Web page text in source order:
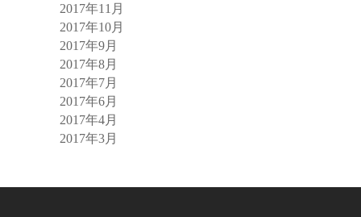
2017年11月
2017年10月
2017年9月
2017年8月
2017年7月
2017年6月
2017年4月
2017年3月